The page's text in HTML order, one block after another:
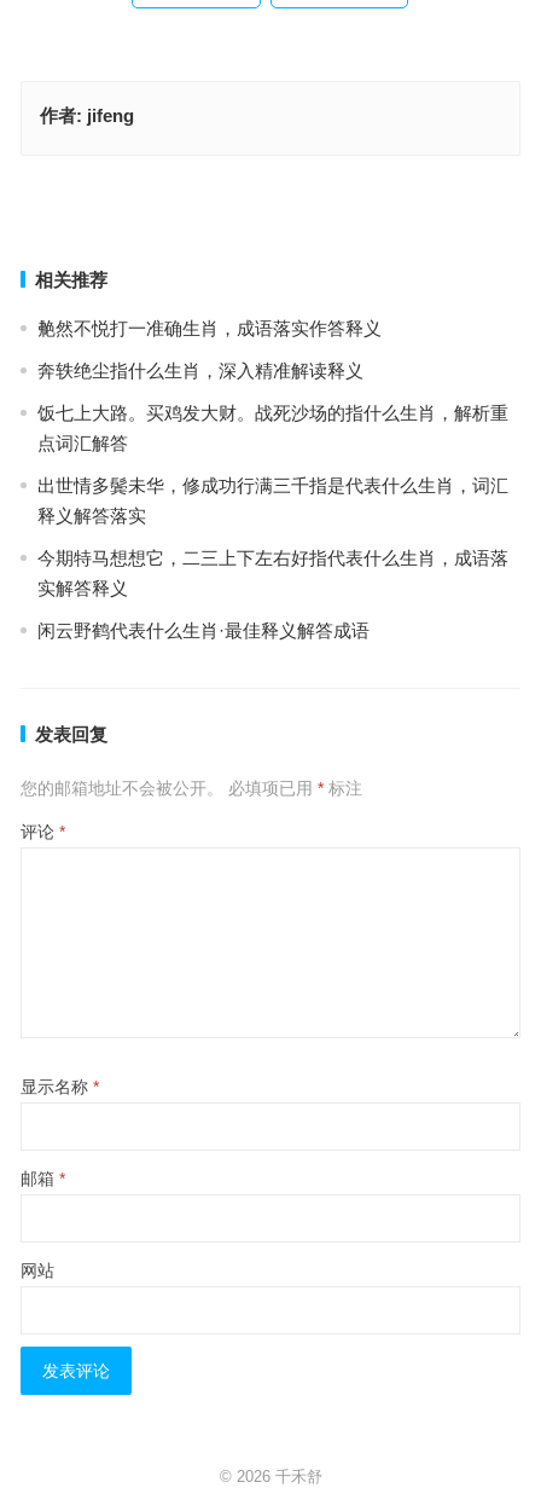
作者: jifeng
相关推荐
艴然不悦打一准确生肖，成语落实作答释义
奔轶绝尘指什么生肖，深入精准解读释义
饭七上大路。买鸡发大财。战死沙场的指什么生肖，解析重
点词汇解答
出世情多鬓未华，修成功行满三千指是代表什么生肖，词汇
释义解答落实
今期特马想想它，二三上下左右好指代表什么生肖，成语落
实解答释义
闲云野鹤代表什么生肖·最佳释义解答成语
发表回复
您的邮箱地址不会被公开。 必填项已用 *标注
评论 *
显示名称 *
邮箱 *
网站
© 2026 千禾舒